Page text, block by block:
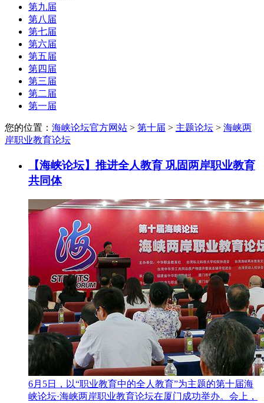
第九届
第八届
第七届
第六届
第五届
第四届
第三届
第二届
第一届
您的位置： 海峡论坛官方网站 > 第十届 > 主题论坛 > 海峡两
岸职业教育论坛
【海峡论坛】推进全人教育 巩固两岸职业教育
共同体
6月5日，以“职业教育中的全人教育”为主题的第十届海
峡论坛·海峡两岸职业教育论坛在厦门成功举办。会上，